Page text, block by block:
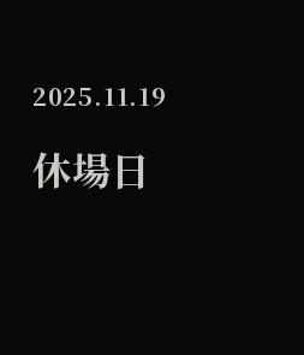
2025.11.19
休場日